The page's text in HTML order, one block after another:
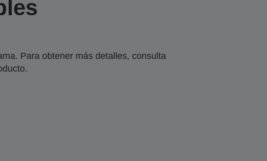
Para obtener más detalles, consulta